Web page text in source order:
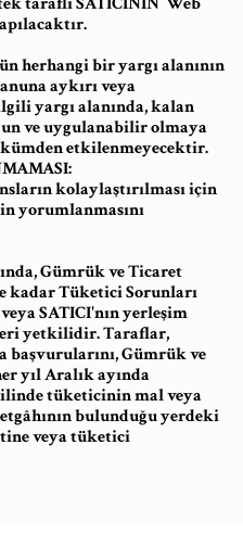
herhangi bir yargı alanının
aykırı veya
yargı alanında, kalan
ve uygulanabilir olmaya
etkilenmeyecektir.
kolaylaştırılması için
yorumlanmasını
Gümrük ve Ticaret
kadar Tüketici Sorunları
SATICI'nın yerleşim
yetkilidir. Taraflar,
başvurularını, Gümrük ve
yıl Aralık ayında
tüketicinin mal veya
bulunduğu yerdeki
veya tüketici